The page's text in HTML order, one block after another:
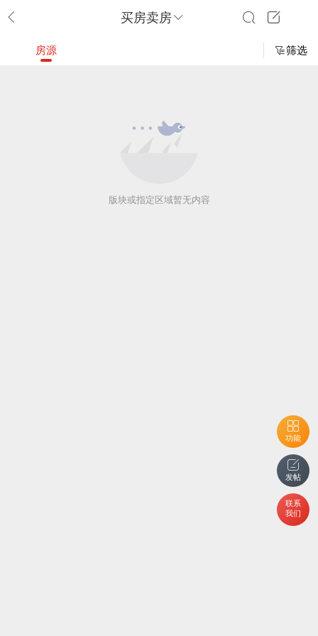
买房卖房
功能
发帖
联系
我们
房源 筛选
版块或指定区域暂无内容